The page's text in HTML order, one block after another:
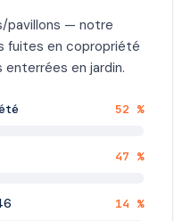
pavillons — notre
fuites en copropriété
enterrées en jardin.
52 %
47 %
14 %